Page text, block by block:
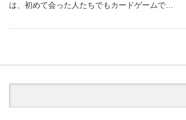
は、初めて会った人たちでもカードゲームで…